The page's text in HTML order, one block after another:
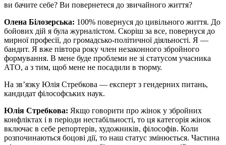
ви бачите себе? Ви повернетеся до звичайного життя?
Олена Білозерська: 100% повернуся до цивільного життя. До
бойових дій я була журналістом. Скоріш за все, повернуся до
мирної професії, до громадсько-політичної діяльності. Я —
бандит. Я вже півтора року член незаконного збройного
формування. В мене буде проблеми не зі статусом учасника
АТО, а з тим, щоб мене не посадили в тюрму.
На зв’язку Юлія Стребкова — експерт з гендерних питань,
кандидат філософських наук.
Юлія Стребкова: Якщо говорити про жінок у збройних
конфліктах і в періоди нестабільності, то ця категорія жінок
включає в себе репортерів, художників, філософів. Коли
розпочинаються боцові дії, то наш статус змінюється. Частина